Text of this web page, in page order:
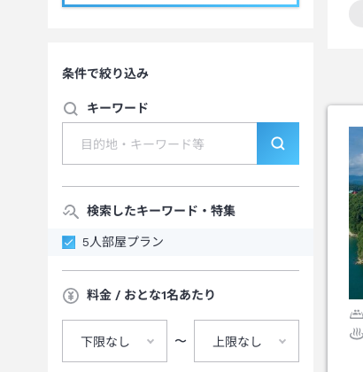
条件で絞り込み
キーワード
検索したキーワード・特集
5人部屋プラン
料金 / おとな1名あたり
下限なし 〜 上限なし